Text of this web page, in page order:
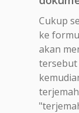
Cukup
ke
akan
tersebut